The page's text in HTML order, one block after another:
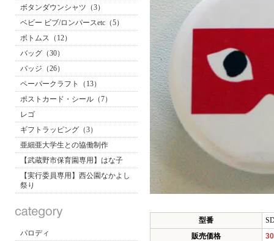
ボタンダウンシャツ（3）
ベビー ビブ/ロンパースetc（5）
ボトムス（12）
バッグ（30）
バッジ（26）
ペーパークラフト（13）
ポストカード・シール（7）
レゴ
ギフトラッピング（3）
亜細亜大学生との協働制作
【武蔵野市保育園専用】はな子
【実行委員専用】西公園なかよし
祭り
パロディ
型番
販売価格